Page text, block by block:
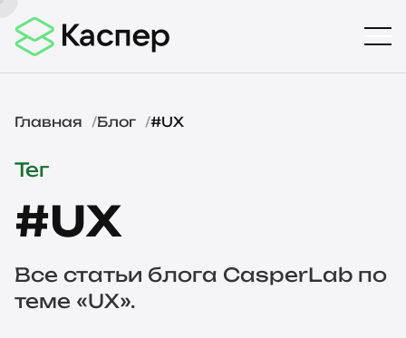
Главная Блог #UX
Тег
#UX
Все статьи блога CasperLab по
теме «UX».